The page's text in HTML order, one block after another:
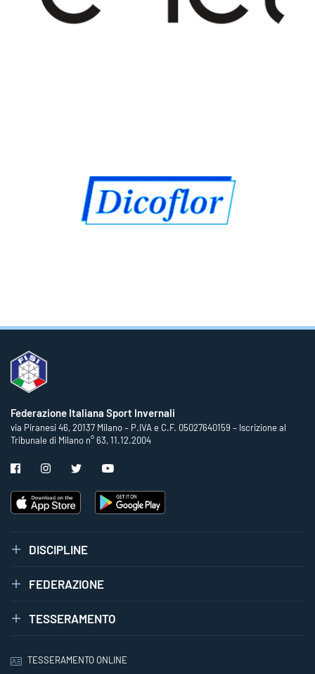
Federazione Italiana Sport Invernali
via Piranesi 46, 20137 Milano – P.IVA e C.F. 05027640159 – Iscrizione al
Tribunale di Milano n° 63, 11.12.2004
DISCIPLINE
FEDERAZIONE
TESSERAMENTO
TESSERAMENTO ONLINE